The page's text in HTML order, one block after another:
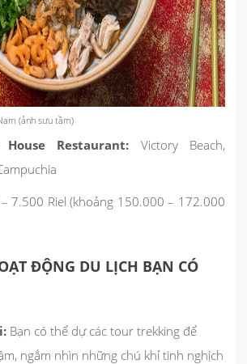
(ảnh sưu tầm)
Restaurant:
Victory Beach,
7.500 Riel (khoảng 150.000 – 172.000
ĐỘNG DU LỊCH BẠN CÓ
Bạn có thể dự các tour trekking để
ngắm nhìn những chú khỉ tinh nghịch